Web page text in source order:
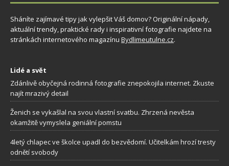
Sháníte zajímavé tipy jak vylepšit Váš domov? Originální nápady,
aktuální trendy, praktické rady i inspirativní fotografie najdete na
stránkách internetového magazínu Bydlimeutulne.cz.
Lidé a svět
Zdánlivě obyčejná rodinná fotografie znepokojila internet. Zkuste
najít mrazivý detail
Ženich se vykašlal na svou vlastní svatbu. Zhrzená nevěsta
okamžitě vymyslela geniální pomstu
4letý chlapec ve školce upadl do bezvědomí. Učitelkám hrozí tresty
odnětí svobody